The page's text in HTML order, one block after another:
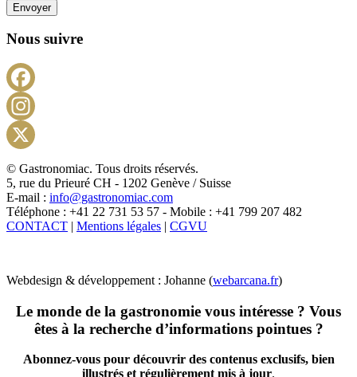
Envoyer
Nous suivre
X
© Gastronomiac. Tous droits réservés.
5, rue du Prieuré CH - 1202 Genève / Suisse
E-mail : info@gastronomiac.com
Téléphone : +41 22 731 53 57 - Mobile : +41 799 207 482
CONTACT | Mentions légales | CGVU
Webdesign & développement : Johanne (webarcana.fr)
Le monde de la gastronomie vous intéresse ? Vous
êtes à la recherche d’informations pointues ?
Abonnez-vous pour découvrir des contenus exclusifs, bien
illustrés et régulièrement mis à jour.